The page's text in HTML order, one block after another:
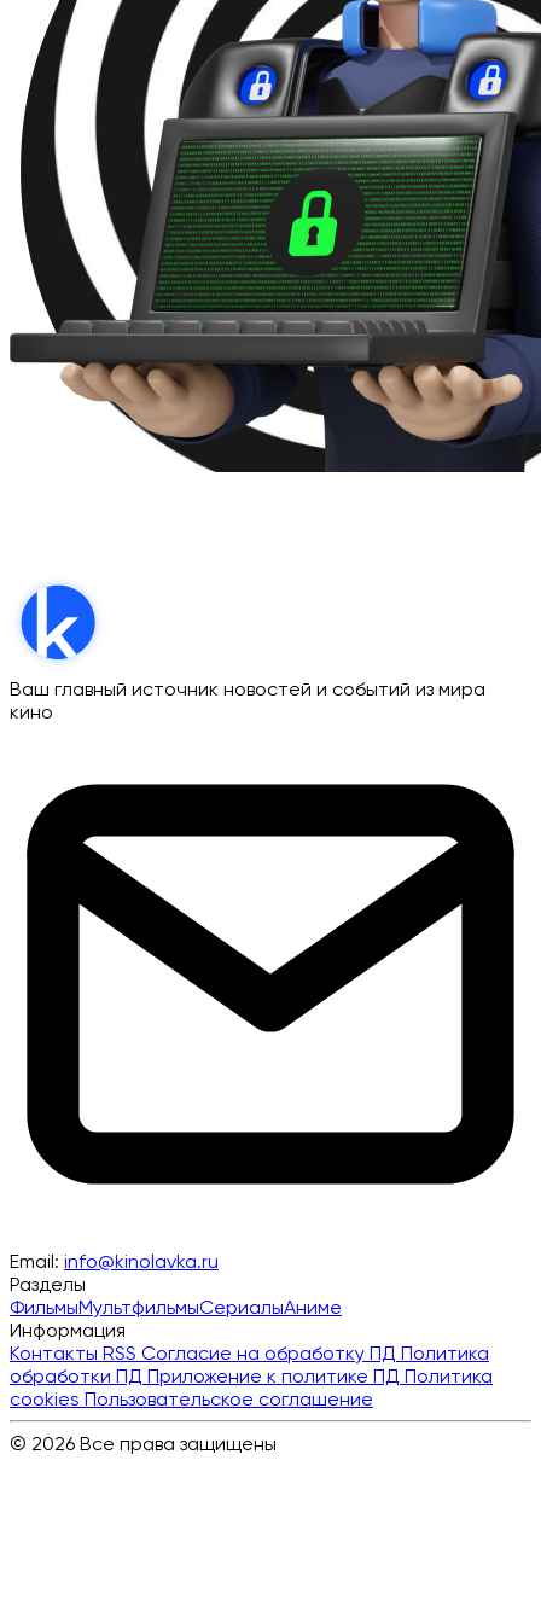
Ваш главный источник новостей и событий из мира
кино
Email: info@kinolavka.ru
Разделы
ФильмыМультфильмыСериалыАниме
Информация
Контакты RSS Согласие на обработку ПД Политика
обработки ПД Приложение к политике ПД Политика
cookies Пользовательское соглашение
© 2026 Все права защищены